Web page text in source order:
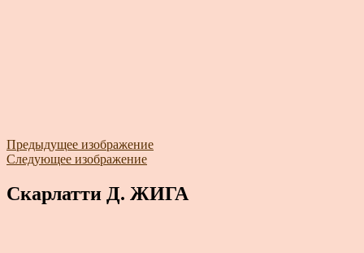
Предыдущее изображение
Следующее изображение
Скарлатти Д. ЖИГА